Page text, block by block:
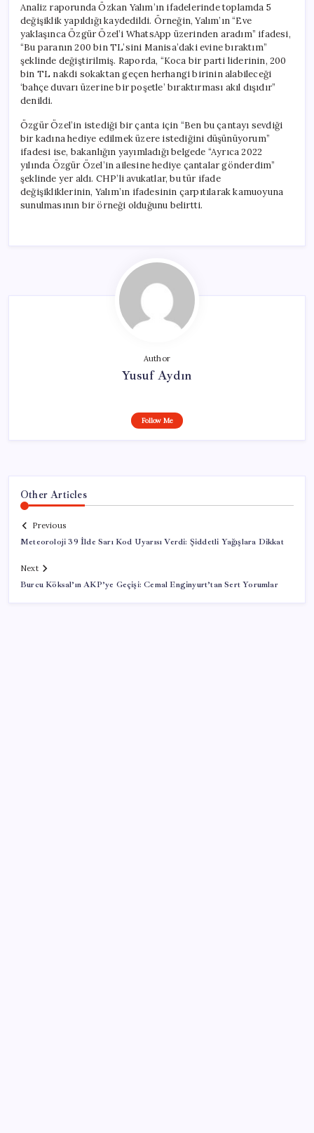
Analiz raporunda Özkan Yalım’ın ifadelerinde toplamda 5
değişiklik yapıldığı kaydedildi. Örneğin, Yalım’ın “Eve
yaklaşınca Özgür Özel’i WhatsApp üzerinden aradım” ifadesi,
“Bu paranın 200 bin TL’sini Manisa’daki evine bıraktım”
şeklinde değiştirilmiş. Raporda, “Koca bir parti liderinin, 200
bin TL nakdi sokaktan geçen herhangi birinin alabileceği
‘bahçe duvarı üzerine bir poşetle’ bıraktırması akıl dışıdır”
denildi.
Özgür Özel’in istediği bir çanta için “Ben bu çantayı sevdiği
bir kadına hediye edilmek üzere istediğini düşünüyorum”
ifadesi ise, bakanlığın yayımladığı belgede “Ayrıca 2022
yılında Özgür Özel’in ailesine hediye çantalar gönderdim”
şeklinde yer aldı. CHP’li avukatlar, bu tür ifade
değişikliklerinin, Yalım’ın ifadesinin çarpıtılarak kamuoyuna
sunulmasının bir örneği olduğunu belirtti.
Author
Yusuf Aydın
Follow Me
Other Articles
Previous
Meteoroloji 39 İlde Sarı Kod Uyarısı Verdi: Şiddetli Yağışlara Dikkat
Next
Burcu Köksal’ın AKP’ye Geçişi: Cemal Enginyurt’tan Sert Yorumlar